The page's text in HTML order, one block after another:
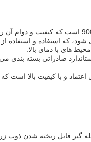
که استفاده و استفاده
های با دمای بالا.
صادراتی بسته بندی
و با کیفیت بالا است که
گیر قابل ریخته شدن ذوب